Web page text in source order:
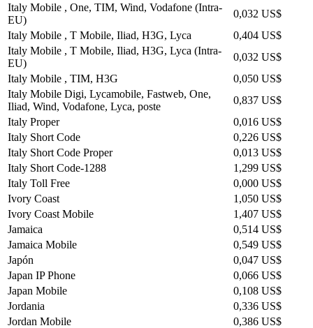
Italy Mobile , One, TIM, Wind, Vodafone (Intra-
EU)
0,032 US$
Italy Mobile , T Mobile, Iliad, H3G, Lyca
0,404 US$
Italy Mobile , T Mobile, Iliad, H3G, Lyca (Intra-
EU)
0,032 US$
Italy Mobile , TIM, H3G
0,050 US$
Italy Mobile Digi, Lycamobile, Fastweb, One,
Iliad, Wind, Vodafone, Lyca, poste
0,837 US$
Italy Proper
0,016 US$
Italy Short Code
0,226 US$
Italy Short Code Proper
0,013 US$
Italy Short Code-1288
1,299 US$
Italy Toll Free
0,000 US$
Ivory Coast
1,050 US$
Ivory Coast Mobile
1,407 US$
Jamaica
0,514 US$
Jamaica Mobile
0,549 US$
Japón
0,047 US$
Japan IP Phone
0,066 US$
Japan Mobile
0,108 US$
Jordania
0,336 US$
Jordan Mobile
0,386 US$